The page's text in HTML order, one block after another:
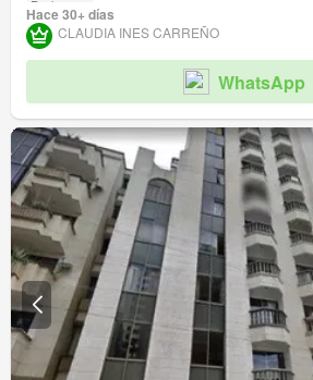
Barbecue
Hace 30+ días
CLAUDIA INES CARREÑO
WhatsApp